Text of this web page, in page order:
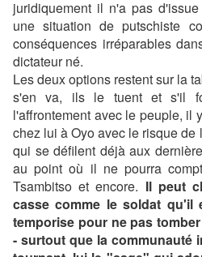
juridiquement il n'a pas
une situation de putschiste
conséquences irréparables
dictateur né.
Les deux options restent sur la
s'en va, ils le tuent et s'il
l'affrontement avec le peuple, il
chez lui à Oyo avec le risque
qui se défilent déjà aux
au point où il ne pourra
Tsambitso et encore. Il peut
casse comme le soldat qu'il
temporise pour ne pas
- surtout que la communauté